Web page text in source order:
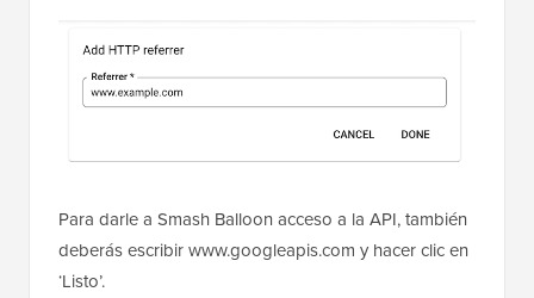
Para darle a Smash Balloon acceso a la API, también
deberás escribir www.googleapis.com y hacer clic en
‘Listo’.